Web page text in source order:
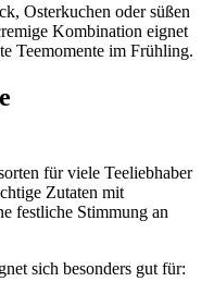
Osterkuchen oder süßen
Kombination eignet
Teemomente im Frühling.
für viele Teeliebhaber
Zutaten mit
festliche Stimmung an
sich besonders gut für: